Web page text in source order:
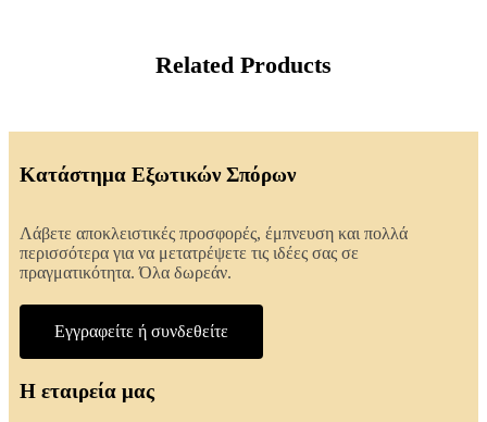
Related Products
Κατάστημα Εξωτικών Σπόρων
Λάβετε αποκλειστικές προσφορές, έμπνευση και πολλά
περισσότερα για να μετατρέψετε τις ιδέες σας σε
πραγματικότητα. Όλα δωρεάν.
Εγγραφείτε ή συνδεθείτε
Η εταιρεία μας